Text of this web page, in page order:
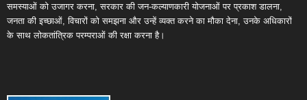
समस्याओं को उजागर करना, सरकार की जन-कल्याणकारी योजनाओं पर प्रकाश डालना,
जनता की इच्छाओं, विचारों को समझना और उन्हें व्यक्त करने का मौका देना, उनके अधिकारों
के साथ लोकतांत्रिक परम्पराओं की रक्षा करना है।